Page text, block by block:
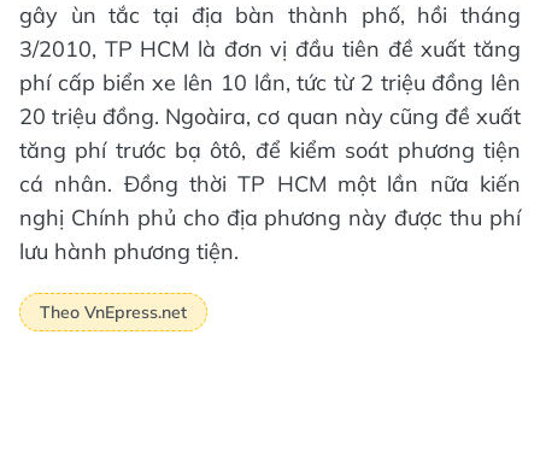
gây ùn tắc tại địa bàn thành phố, hồi tháng
3/2010, TP HCM là đơn vị đầu tiên đề xuất tăng
phí cấp biển xe lên 10 lần, tức từ 2 triệu đồng lên
20 triệu đồng. Ngoàira, cơ quan này cũng đề xuất
tăng phí trước bạ ôtô, để kiểm soát phương tiện
cá nhân. Đồng thời TP HCM một lần nữa kiến
nghị Chính phủ cho địa phương này được thu phí
lưu hành phương tiện.
Theo VnEpress.net